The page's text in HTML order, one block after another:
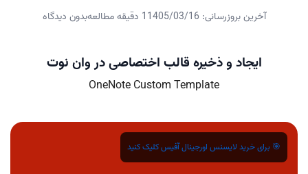
آخرین بروزرسانی: 1405/03/16 1 دقیقه مطالعه بدون دیدگاه
ایجاد و ذخیره قالب اختصاصی در وان نوت
OneNote Custom Template
🎯 برای خرید لایسنس اورجینال آفیس کلیک کنید